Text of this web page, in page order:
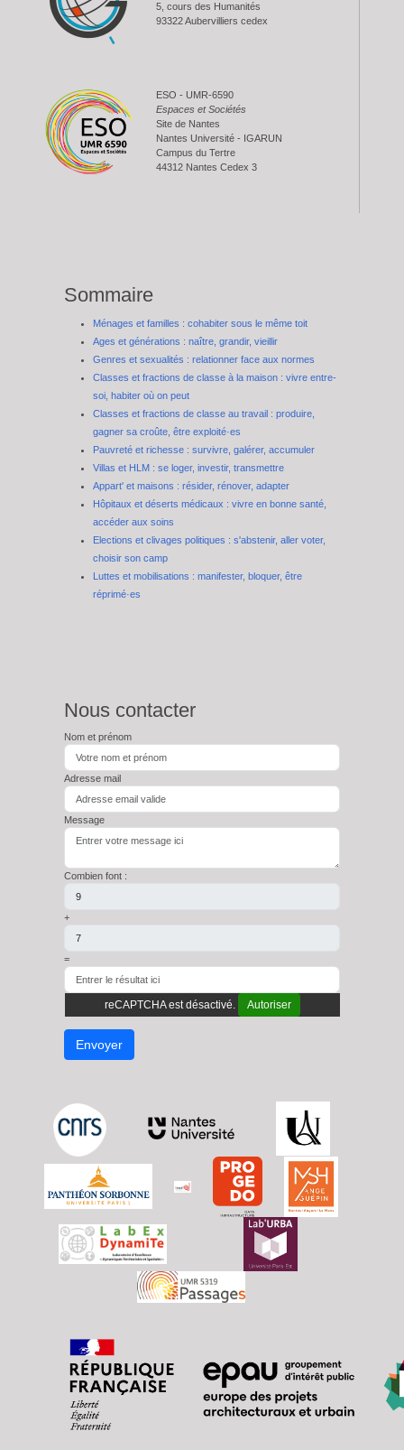
5, cours des Humanités
93322 Aubervilliers cedex
ESO - UMR-6590
Espaces et Sociétés
Site de Nantes
Nantes Université - IGARUN
Campus du Tertre
44312 Nantes Cedex 3
Sommaire
Ménages et familles : cohabiter sous le même toit
Ages et générations : naître, grandir, vieillir
Genres et sexualités : relationner face aux normes
Classes et fractions de classe à la maison : vivre entre-
soi, habiter où on peut
Classes et fractions de classe au travail : produire,
gagner sa croûte, être exploité·es
Pauvreté et richesse : survivre, galérer, accumuler
Villas et HLM : se loger, investir, transmettre
Appart' et maisons : résider, rénover, adapter
Hôpitaux et déserts médicaux : vivre en bonne santé,
accéder aux soins
Elections et clivages politiques : s'abstenir, aller voter,
choisir son camp
Luttes et mobilisations : manifester, bloquer, être
réprimé·es
Nous contacter
Nom et prénom
Adresse mail
Message
Combien font :
+
=
reCAPTCHA est désactivé. Autoriser
Envoyer